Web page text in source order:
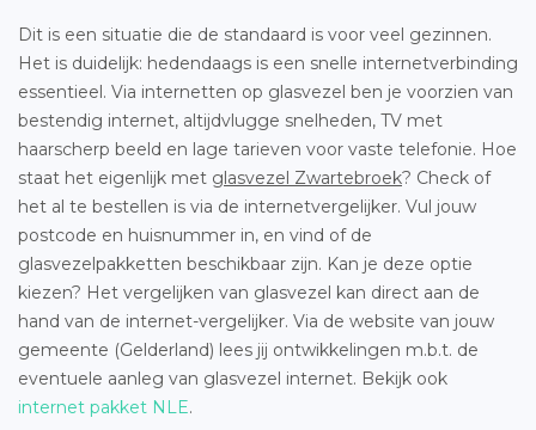
Dit is een situatie die de standaard is voor veel gezinnen.
Het is duidelijk: hedendaags is een snelle internetverbinding
essentieel. Via internetten op glasvezel ben je voorzien van
bestendig internet, altijdvlugge snelheden, TV met
haarscherp beeld en lage tarieven voor vaste telefonie. Hoe
staat het eigenlijk met glasvezel Zwartebroek? Check of
het al te bestellen is via de internetvergelijker. Vul jouw
postcode en huisnummer in, en vind of de
glasvezelpakketten beschikbaar zijn. Kan je deze optie
kiezen? Het vergelijken van glasvezel kan direct aan de
hand van de internet-vergelijker. Via de website van jouw
gemeente (Gelderland) lees jij ontwikkelingen m.b.t. de
eventuele aanleg van glasvezel internet. Bekijk ook
internet pakket NLE.